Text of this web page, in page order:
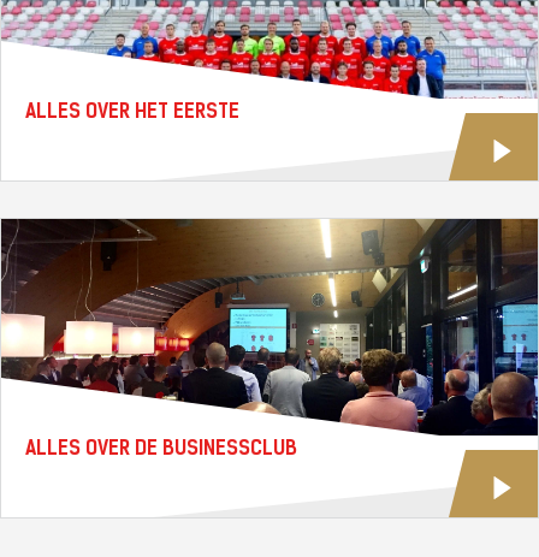
ALLES OVER HET EERSTE
ALLES OVER DE BUSINESSCLUB